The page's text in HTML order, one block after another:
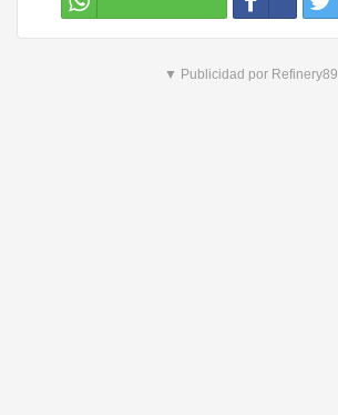
▼ Publicidad por Refinery89